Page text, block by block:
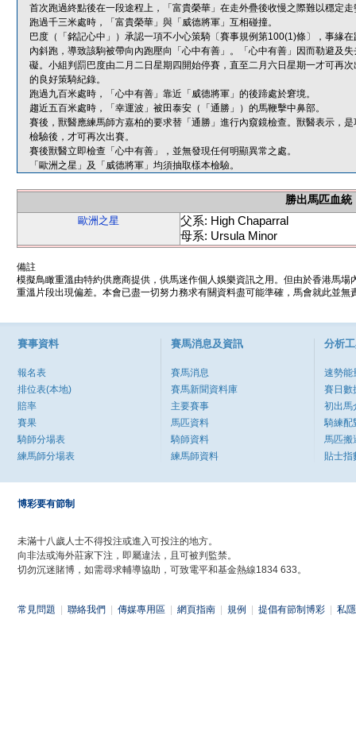
首次跑過終點後在一段途程上，「富貴榮華」在走外疊後收慢之際難以穩定走
跑過千三米處時，「富貴榮華」與「威德將軍」互相碰撞。
巴度（「銘記心中」）承認一項不小心策騎〔賽事規例第100(1)條〕，事緣
內斜跑，導致該駒被帶向內跑壓向「心中有善」。「心中有善」因而勒避及
礙。小組判罰巴度由二月二日星期四開始停賽，直至二月六日星期一才可再
的良好策騎紀錄。
跑過九百米處時，「心中有善」靠近「威德將軍」的後蹄處於窘境。
趨近五百米處時，「幸運波」被田泰安（「通勝」）的馬鞭擊中鼻部。
賽後，獸醫應練馬師方嘉柏的要求替「通勝」進行內窺鏡檢查。獸醫表示，
檢驗後，才可再次出賽。
賽後獸醫立即檢查「心中有善」，並無發現任何明顯異常之處。
「歐洲之星」及「威德將軍」均須抽取樣本檢驗。
勝出馬匹血統
歐洲之星
父系: High Chaparral
母系: Ursula Minor
備註
模擬鳥瞰重溫由特約供應商提供，供馬迷作個人娛樂資訊之用。但由於香港馬
重溫片段出現偏差。本會已盡一切努力務求有關資料盡可能準確，馬會就此並
賽事資料
報名表
排位表(本地)
賠率
賽果
騎師分場表
練馬師分場表
賽馬消息及資訊
賽馬消息
賽馬新聞資料庫
主要賽事
馬匹資料
騎師資料
練馬師資料
分析
速勢能
賽日數
初出馬
騎練配
馬匹搬
貼士指
博彩要有節制
未滿十八歲人士不得投注或進入可投注的地方。
向非法或海外莊家下注，即屬違法，且可被判監禁。
切勿沉迷賭博，如需尋求輔導協助，可致電平和基金熱線1834 633。
常見問題 聯絡我們 傳媒專用區 網頁指南 規例 提倡有節制博彩 私